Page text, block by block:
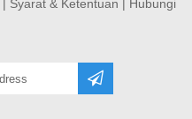
| Syarat & Ketentuan | Hubungi